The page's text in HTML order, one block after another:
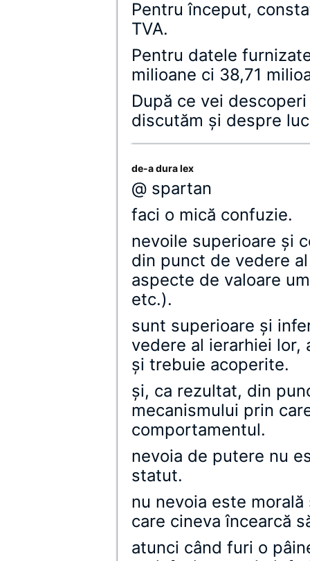
Pentru început,
TVA.
Pentru datele
milioane ci 38,71
După ce vei
discutăm şi despre
de-a dura lex
@ spartan
faci o mică confuzie.
nevoile superioare şi
din punct de vedere
aspecte de valoare
etc.).
sunt superioare şi
vedere al ierarhiei lor,
şi trebuie acoperite.
şi, ca rezultat, din
mecanismului prin
comportamentul.
nevoia de putere nu
statut.
nu nevoia este
care cineva încearcă
atunci când furi o